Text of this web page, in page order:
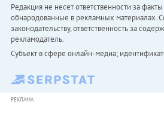
Редакция не несет ответственности за
обнародованные в рекламных материалах.
законодательству, ответственность за
рекламодатель.
Субъект в сфере онлайн-медиа;
РЕКЛАМА